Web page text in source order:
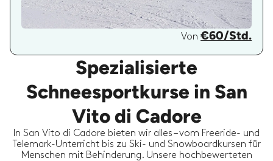
Von€60/Std.
Spezialisierte
Schneesportkurse in San
Vito di Cadore
In San Vito di Cadore bieten wir alles – vom Freeride- und
Telemark-Unterricht bis zu Ski- und Snowboardkursen für
Menschen mit Behinderung. Unsere hochbewerteten